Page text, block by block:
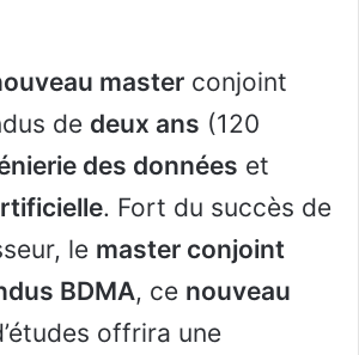
master conjoint
de deux ans (120
des données et
. Fort du succès de
le master conjoint
BDMA, ce nouveau
offrira une